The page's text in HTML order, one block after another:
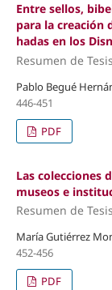
Entre sellos,
para la creación
hadas en los
Resumen de
Pablo Begué
446-451
PDF
Las colecciones
museos e
Resumen de
María Gutiérrez
452-456
PDF